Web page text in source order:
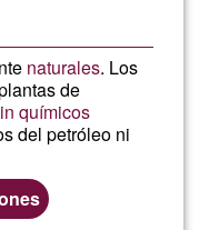
naturales. Los
de
químicos
del petróleo ni